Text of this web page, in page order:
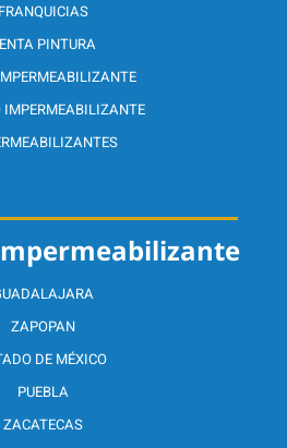
ZAPOPAN
DE MÉXICO
PUEBLA
ZACATECAS
FRANQUICIAS
PINTURA
IMPERMEABILIZANTE